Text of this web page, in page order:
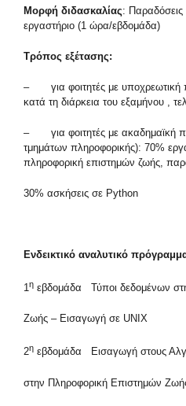
Μορφή διδασκαλίας:
εργαστήριο (1 ώρα/εβδομάδα)
Τρόπος εξέτασης:
– για φοιτητές με υποχρεωτική
κατά τη διάρκεια του εξαμήνου ,
– για φοιτητές με ακαδημαϊκή
τμημάτων πληροφορικής): 70%
πληροφορική επιστημών ζωής,
30% ασκήσεις σε Python
Ενδεικτικό αναλυτικό
1η εβδομάδα Τύποι δεδομένων
Ζωής – Εισαγωγή σε UNIX
2η εβδομάδα Εισαγωγή στους
στην Πληροφορική Επιστημών